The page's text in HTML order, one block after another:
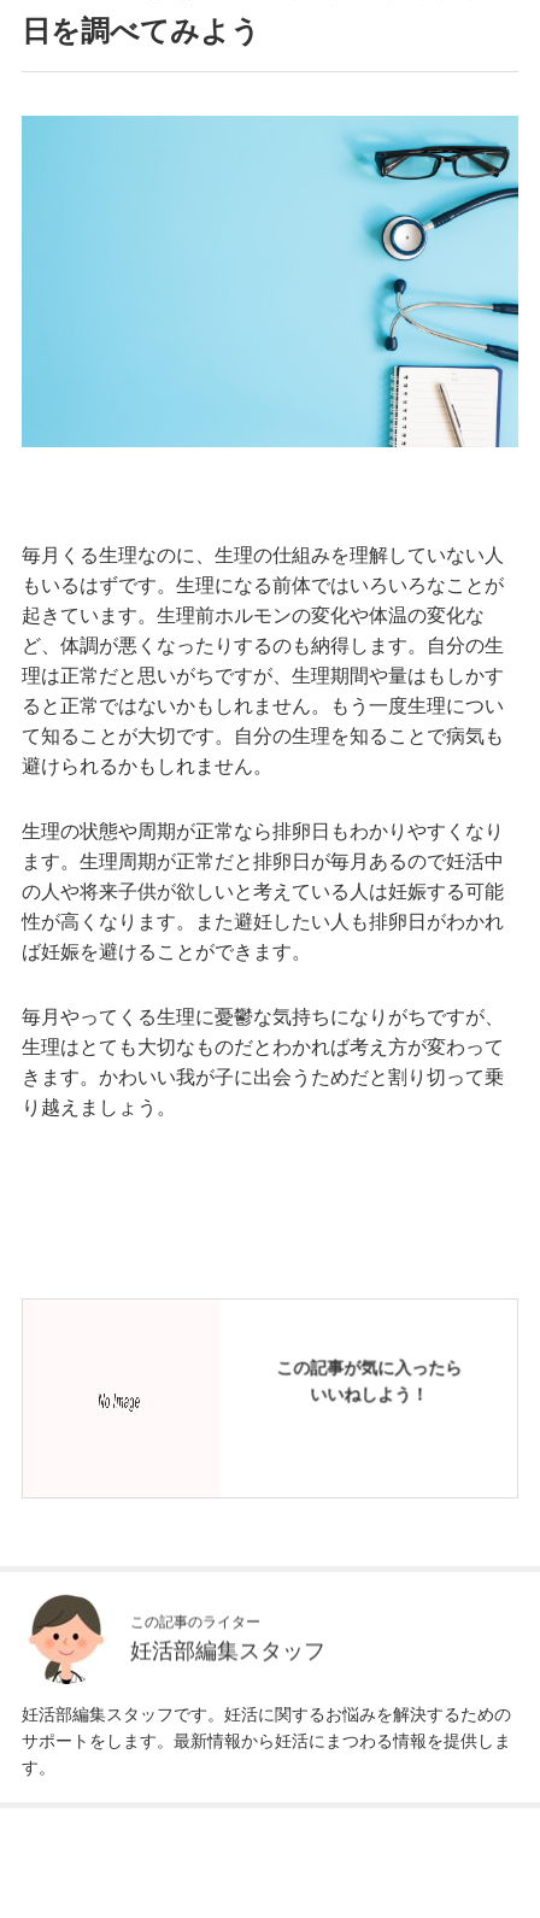
日を調べてみよう
毎月くる生理なのに、生理の仕組みを理解していない人
もいるはずです。生理になる前体ではいろいろなことが
起きています。生理前ホルモンの変化や体温の変化な
ど、体調が悪くなったりするのも納得します。自分の生
理は正常だと思いがちですが、生理期間や量はもしかす
ると正常ではないかもしれません。もう一度生理につい
て知ることが大切です。自分の生理を知ることで病気も
避けられるかもしれません。
生理の状態や周期が正常なら排卵日もわかりやすくなり
ます。生理周期が正常だと排卵日が毎月あるので妊活中
の人や将来子供が欲しいと考えている人は妊娠する可能
性が高くなります。また避妊したい人も排卵日がわかれ
ば妊娠を避けることができます。
毎月やってくる生理に憂鬱な気持ちになりがちですが、
生理はとても大切なものだとわかれば考え方が変わって
きます。かわいい我が子に出会うためだと割り切って乗
り越えましょう。
この記事が気に入ったら
いいねしよう！
この記事のライター
妊活部編集スタッフ
妊活部編集スタッフです。妊活に関するお悩みを解決するための
サポートをします。最新情報から妊活にまつわる情報を提供しま
す。